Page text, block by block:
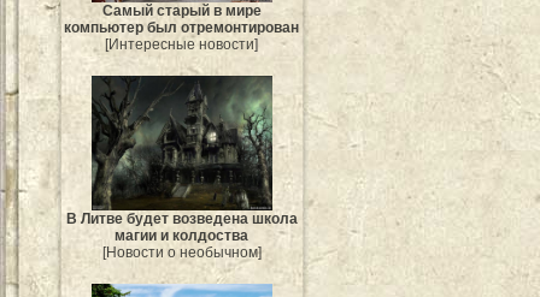
Самый старый в мире
компьютер был отремонтирован
[Интересные новости]
В Литве будет возведена школа
магии и колдоства
[Новости о необычном]